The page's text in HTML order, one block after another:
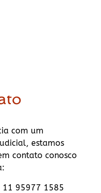
com um
estamos
contato conosco
95977 1585